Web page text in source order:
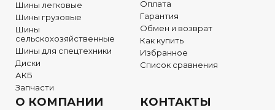
Шины легковые
Шины грузовые
Шины
сельскохозяйственные
Шины для спецтехники
Диски
АКБ
Запчасти
Оплата
Гарантия
Обмен и возврат
Как купить
Избранное
Список сравнения
О КОМПАНИИ КОНТАКТЫ